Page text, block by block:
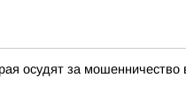
осудят за мошенничество